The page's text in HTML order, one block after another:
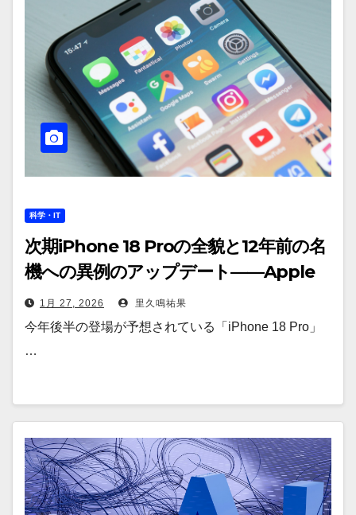
科学・IT
次期iPhone 18 Proの全貌と12年前の名
機への異例のアップデート——Apple
が示す「革新」と「責任」
1月 27, 2026 里久鳴祐果
今年後半の登場が予想されている「iPhone 18 Pro」
…